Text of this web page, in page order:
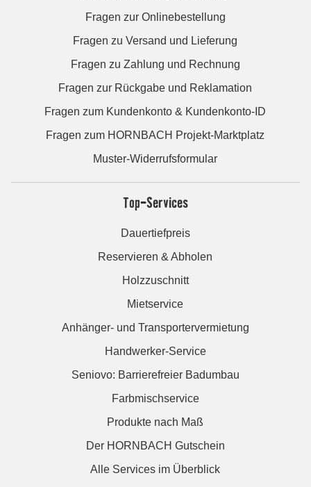
Fragen zur Onlinebestellung
Fragen zu Versand und Lieferung
Fragen zu Zahlung und Rechnung
Fragen zur Rückgabe und Reklamation
Fragen zum Kundenkonto & Kundenkonto-ID
Fragen zum HORNBACH Projekt-Marktplatz
Muster-Widerrufsformular
Top-Services
Dauertiefpreis
Reservieren & Abholen
Holzzuschnitt
Mietservice
Anhänger- und Transportervermietung
Handwerker-Service
Seniovo: Barrierefreier Badumbau
Farbmischservice
Produkte nach Maß
Der HORNBACH Gutschein
Alle Services im Überblick